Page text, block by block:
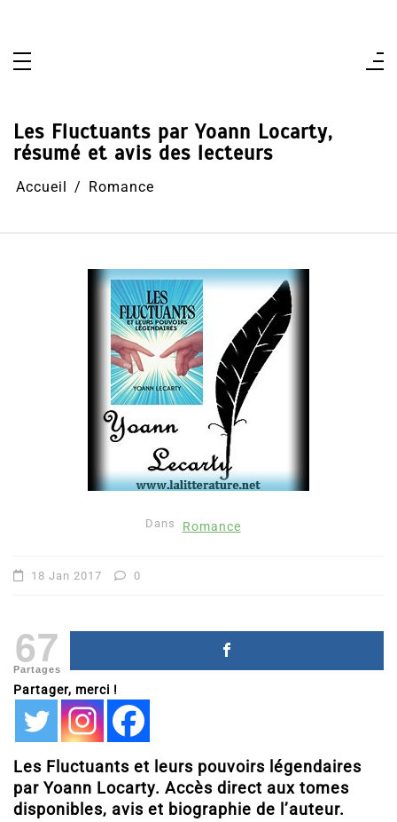
Les Fluctuants par Yoann Locarty,
résumé et avis des lecteurs
Accueil Romance
Dans Romance
18 Jan 2017 0
67
Partages
Partager, merci !
Les Fluctuants et leurs pouvoirs légendaires
par Yoann Locarty. Accès direct aux tomes
disponibles, avis et biographie de l’auteur.